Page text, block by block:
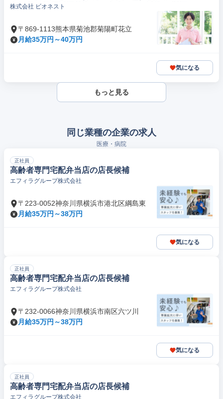
株式会社 ビオネスト
〒869-1113熊本県菊池郡菊陽町花立
月給35万円～40万円
気になる
もっと見る
同じ業種の企業の求人
医療・病院
正社員
高齢者専門宅配弁当店の店長候補
エフィラグループ株式会社
〒223-0052神奈川県横浜市港北区綱島東
月給35万円～38万円
気になる
正社員
高齢者専門宅配弁当店の店長候補
エフィラグループ株式会社
〒232-0066神奈川県横浜市南区六ツ川
月給35万円～38万円
気になる
正社員
高齢者専門宅配弁当店の店長候補
エフィラグループ株式会社